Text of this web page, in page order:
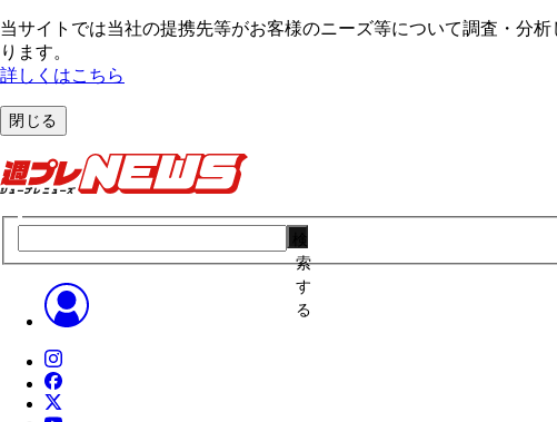
当サイトでは当社の提携先等がお客様のニーズ等について調査・分
ります。
詳しくはこちら
閉じる
索
す
る